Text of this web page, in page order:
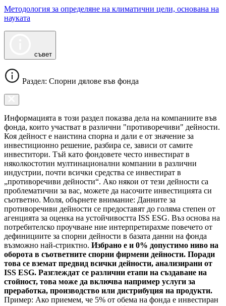
Методология за определяне на климатични цели, основана на
науката
съвет
Раздел: Спорни дялове във фонда
Информацията в този раздел показва дела на компаниите във
фонда, които участват в различни "противоречиви" дейности.
Коя дейност е наистина спорна и дали е от значение за
инвестиционно решение, разбира се, зависи от самите
инвеститори. Тъй като фондовете често инвестират в
няколкостотин мултинационални компании в различни
индустрии, почти всички средства се инвестират в
„противоречиви дейности“. Ако някои от тези дейности са
проблематични за вас, можете да насочите инвестицията си
съответно. Моля, обърнете внимание: Данните за
противоречиви дейности се предоставят до голяма степен от
агенцията за оценка на устойчивостта ISS ESG. Въз основа на
потребителско проучване ние интерпретирахме повечето от
дефинициите за спорни дейности в базата данни на фонда
възможно най-стриктно. Избрано е и 0% допустимо ниво на
оборота в съответните спорни фирмени дейности. Поради
това се вземат предвид всички дейности, анализирани от
ISS ESG. Разглеждат се различни етапи на създаване на
стойност, това може да включва например услуги за
преработка, производство или дистрибуция на продукти.
Пример: Ако приемем, че 5% от обема на фонда е инвестиран